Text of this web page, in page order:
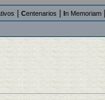
Centenarios In Memoriam